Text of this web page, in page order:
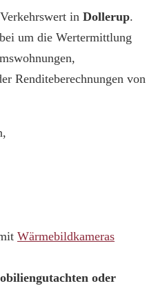
in Dollerup.
um die Wertermittlung
Renditeberechnungen von
Wärmebildkameras
oder